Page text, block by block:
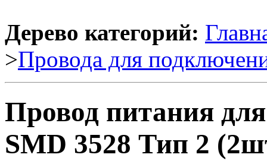
Дерево категорий:
>Провода для
Провод питания
SMD 3528 Тип 2